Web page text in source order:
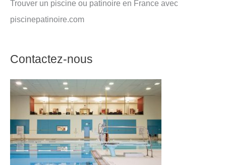
Trouver un piscine ou patinoire en France avec
piscinepatinoire.com
Contactez-nous